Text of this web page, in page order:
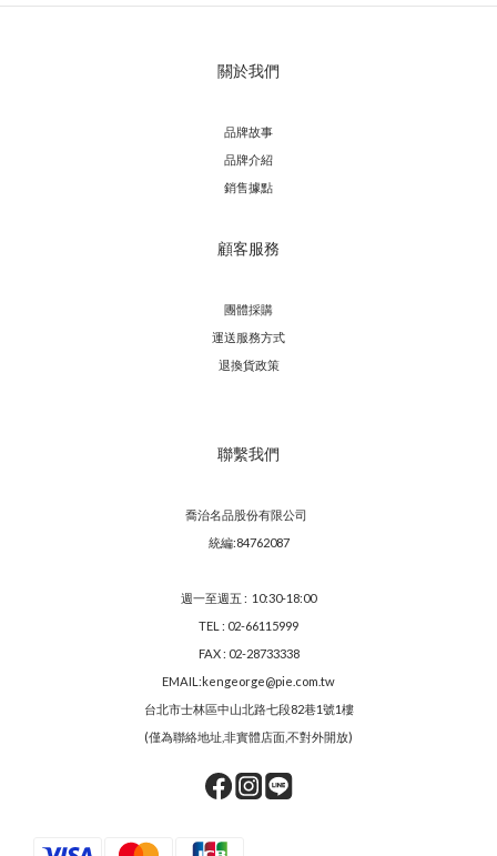
關於我們
品牌故事
品牌介紹
銷售據點
顧客服務
團體採購
運送服務方式
退換貨政策
聯繫我們
喬治名品股份有限公司
統編:84762087
週一至週五 : 10:30-18:00
TEL : 02-66115999
FAX : 02-28733338
EMAIL:kengeorge@pie.com.tw
台北市士林區中山北路七段82巷1號1樓
(僅為聯絡地址,非實體店面,不對外開放)